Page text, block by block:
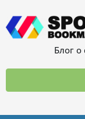
Блог о